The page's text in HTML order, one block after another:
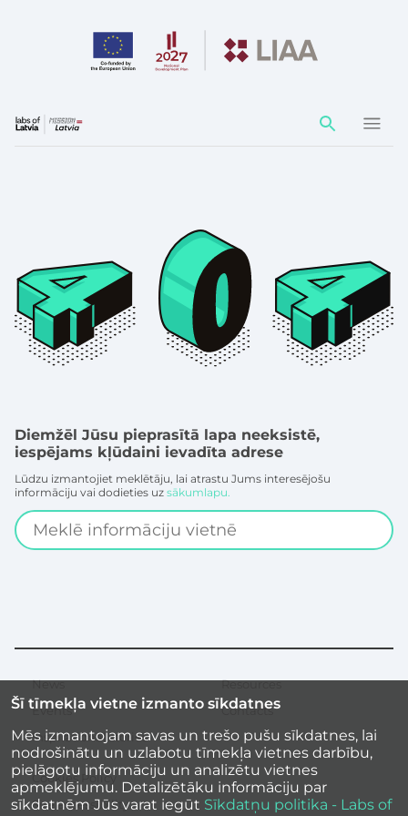
Action
element
Diemžēl Jūsu pieprasītā lapa neeksistē,
iespējams kļūdaini ievadīta adrese
Lūdzu izmantojiet meklētāju, lai atrastu Jums interesējošu
informāciju vai dodieties uz sākumlapu.
Search
Šī tīmekļa vietne izmanto sīkdatnes
Mēs izmantojam savas un trešo pušu sīkdatnes, lai
nodrošinātu un uzlabotu tīmekļa vietnes darbību,
pielāgotu informāciju un analizētu vietnes
apmeklējumu. Detalizētāku informāciju par
sīkdatnēm Jūs varat iegūt Sīkdatņu politika - Labs of
Secondary
menu
News
Events
Inspirational stories
Resources
Contacts
Cookies Policy
Site accessibility